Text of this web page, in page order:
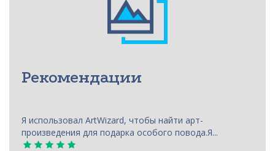
Рекомендации
Я использовал ArtWizard, чтобы найти арт-
произведения для подарка особого повода.Я...